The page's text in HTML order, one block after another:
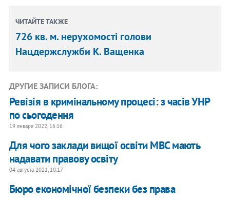
ЧИТАЙТЕ ТАКЖЕ
726 кв. м. нерухомості голови
Нацдержслужби К. Ващенка
ДРУГИЕ ЗАПИСИ БЛОГА:
Ревізія в кримінальному процесі: з часів УНР
по сьогодення
19 января 2022, 16:16
Для чого заклади вищої освіти МВС мають
надавати правову освіту
04 августа 2021, 10:17
Бюро економічної безпеки без права